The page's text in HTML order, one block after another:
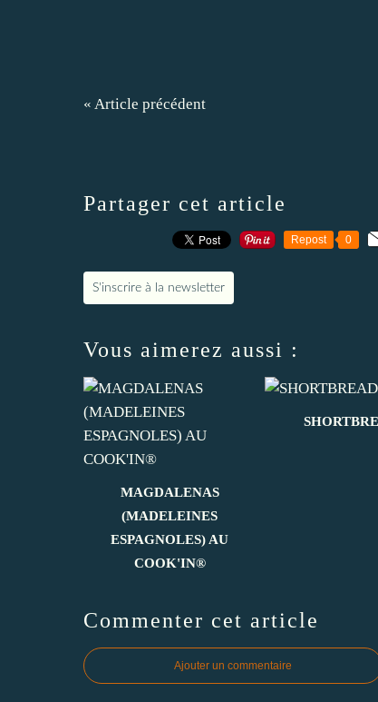
« Article précédent
Partager cet article
Repost 0
S'inscrire à la newsletter
Vous aimerez aussi :
MAGDALENAS
(MADELEINES
ESPAGNOLES) AU
COOK'IN®
Commenter cet article
Ajouter un commentaire